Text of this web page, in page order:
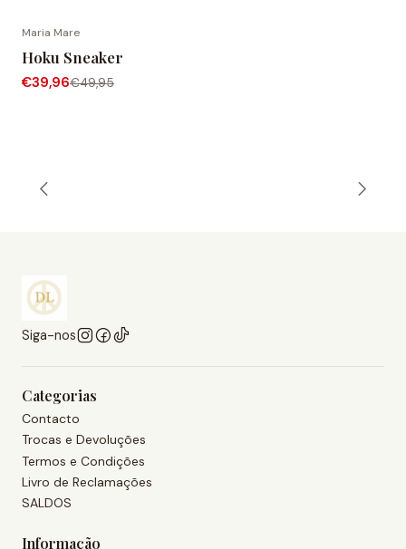
Maria Mare
Hoku Sneaker
€39,96€49,95
Siga-nos
Categorias
Contacto
Trocas e Devoluções
Termos e Condições
Livro de Reclamações
SALDOS
Informação